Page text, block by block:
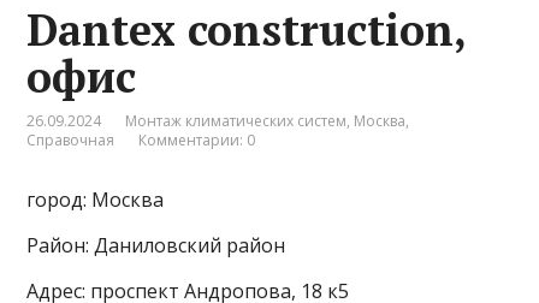
Dantex construction,
офис
26.09.2024 Монтаж климатических систем, Москва,
Справочная
Комментарии: 0
город: Москва
Район: Даниловский район
Адрес: проспект Андропова, 18 к5